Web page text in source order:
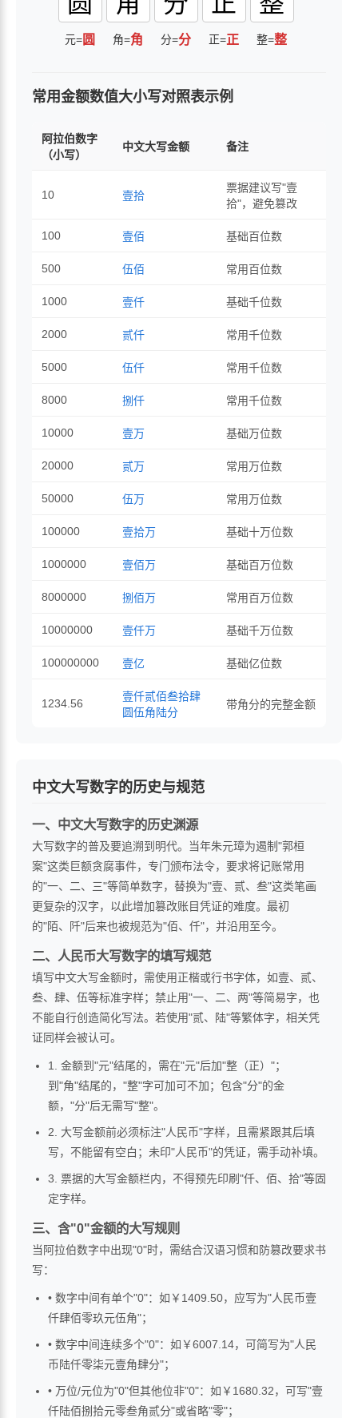
元=圆 角=角 分=分 正=正 整=整
常用金额数值大小写对照表示例
阿拉伯数字
（小写）
中文大写金额 备注
10 壹拾
票据建议写"壹
拾"，避免篡改
100 壹佰 基础百位数
500 伍佰 常用百位数
1000 壹仟 基础千位数
2000 贰仟 常用千位数
5000 伍仟 常用千位数
8000 捌仟 常用千位数
10000 壹万 基础万位数
20000 贰万 常用万位数
50000 伍万 常用万位数
100000 壹拾万 基础十万位数
1000000 壹佰万 基础百万位数
8000000 捌佰万 常用百万位数
10000000 壹仟万 基础千万位数
100000000 壹亿 基础亿位数
1234.56
壹仟贰佰叁拾肆
圆伍角陆分
带角分的完整金额
中文大写数字的历史与规范
一、中文大写数字的历史渊源
大写数字的普及要追溯到明代。当年朱元璋为遏制"郭桓
案"这类巨额贪腐事件，专门颁布法令，要求将记账常用
的"一、二、三"等简单数字，替换为"壹、贰、叁"这类笔画
更复杂的汉字，以此增加篡改账目凭证的难度。最初
的"陌、阡"后来也被规范为"佰、仟"，并沿用至今。
二、人民币大写数字的填写规范
填写中文大写金额时，需使用正楷或行书字体，如壹、贰、
叁、肆、伍等标准字样；禁止用"一、二、两"等简易字，也
不能自行创造简化写法。若使用"贰、陆"等繁体字，相关凭
证同样会被认可。
1. 金额到"元"结尾的，需在"元"后加"整（正）"；
到"角"结尾的，"整"字可加可不加；包含"分"的金
额，"分"后无需写"整"。
2. 大写金额前必须标注"人民币"字样，且需紧跟其后填
写，不能留有空白；未印"人民币"的凭证，需手动补填。
3. 票据的大写金额栏内，不得预先印刷"仟、佰、拾"等固
定字样。
三、含"0"金额的大写规则
当阿拉伯数字中出现"0"时，需结合汉语习惯和防篡改要求书
写：
• 数字中间有单个"0"：如￥1409.50，应写为"人民币壹
仟肆佰零玖元伍角"；
• 数字中间连续多个"0"：如￥6007.14，可简写为"人民
币陆仟零柒元壹角肆分"；
• 万位/元位为"0"但其他位非"0"：如￥1680.32，可写"壹
仟陆佰捌拾元零叁角贰分"或省略"零"；